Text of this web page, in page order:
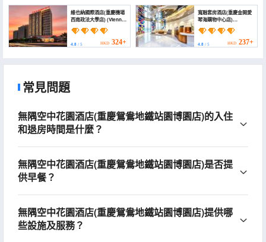
維也納國際酒店(重慶機場
西南政法大學店) (Vienna
International Hotel
(Chongqing Airport
Southwest University
of Political Science and
4.8 / 5 HKD 324+
寬融套房酒店(重慶金開愛
琴海購物中心店)
(Kuanrong Suites Hotel
(Liangjiang love sea
shopping park))
4.8/ 5 HKD 237+
常見問題
無隅空中花園酒店(重慶鴛鴦地鐵站園博園店)的入住
和退房時間是什麼？
無隅空中花園酒店(重慶鴛鴦地鐵站園博園店)是否提
供早餐？
無隅空中花園酒店(重慶鴛鴦地鐵站園博園店)提供哪
些設施及服務？